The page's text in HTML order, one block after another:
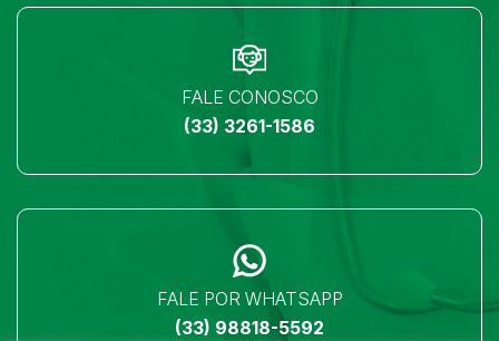
FALE CONOSCO
(33) 3261-1586
FALE POR WHATSAPP
(33) 98818-5592